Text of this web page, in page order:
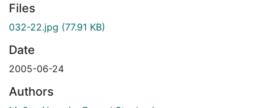
Files
032-22.jpg (77.91 KB)
Date
2005-06-24
Authors